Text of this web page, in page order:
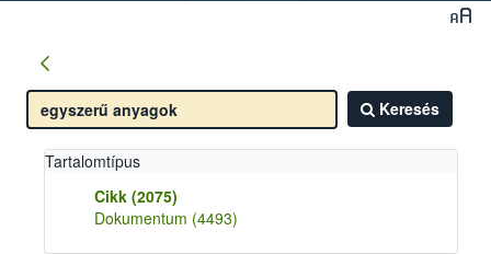
Keresés
Tartalomtípus
Cikk (2075)
Dokumentum (4493)